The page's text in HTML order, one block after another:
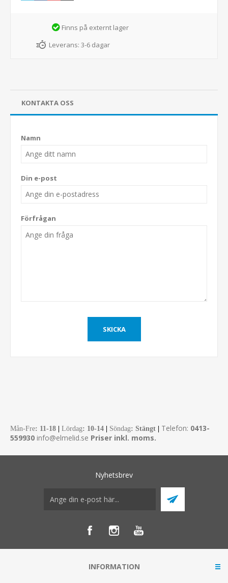
Finns på externt lager
Leverans: 3-6 dagar
KONTAKTA OSS
Namn
Din e-post
Förfrågan
Mån-Fre: 11-18 Lördag: 10-14 Söndag: Stängt Telefon: 0413-
559930 info@elmelid.se Priser inkl. moms.
Nyhetsbrev
INFORMATION